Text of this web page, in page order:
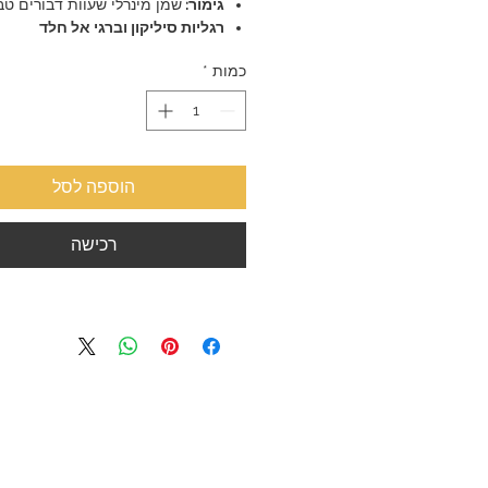
גימור: שמן מינרלי שעוות דבורים
רגליות סיליקון וברגי אל חלד
כמות *
הוספה לסל
רכישה